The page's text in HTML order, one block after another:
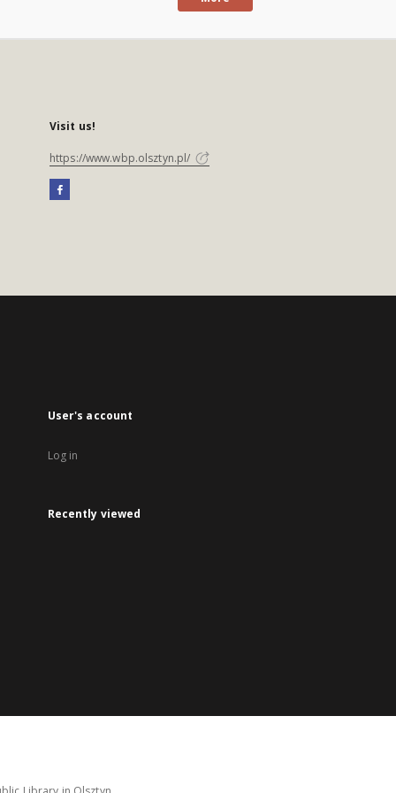
Visit us!
https://www.wbp.olsztyn.pl/
User's account
Log in
Recently viewed